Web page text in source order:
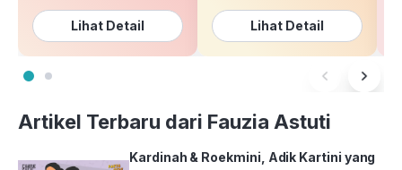
Lihat Detail Lihat Detail
Artikel Terbaru dari Fauzia Astuti
Kardinah & Roekmini, Adik Kartini yang